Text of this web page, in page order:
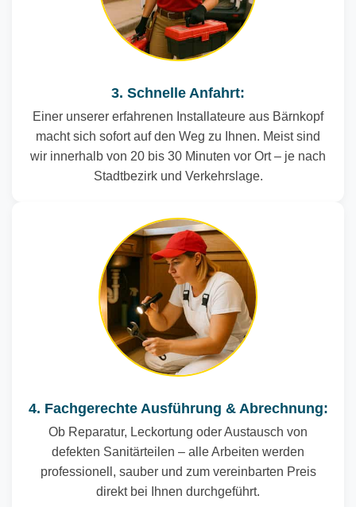
3. Schnelle Anfahrt:
Einer unserer erfahrenen Installateure aus Bärnkopf
macht sich sofort auf den Weg zu Ihnen. Meist sind
wir innerhalb von 20 bis 30 Minuten vor Ort – je nach
Stadtbezirk und Verkehrslage.
4. Fachgerechte Ausführung & Abrechnung:
Ob Reparatur, Leckortung oder Austausch von
defekten Sanitärteilen – alle Arbeiten werden
professionell, sauber und zum vereinbarten Preis
direkt bei Ihnen durchgeführt.